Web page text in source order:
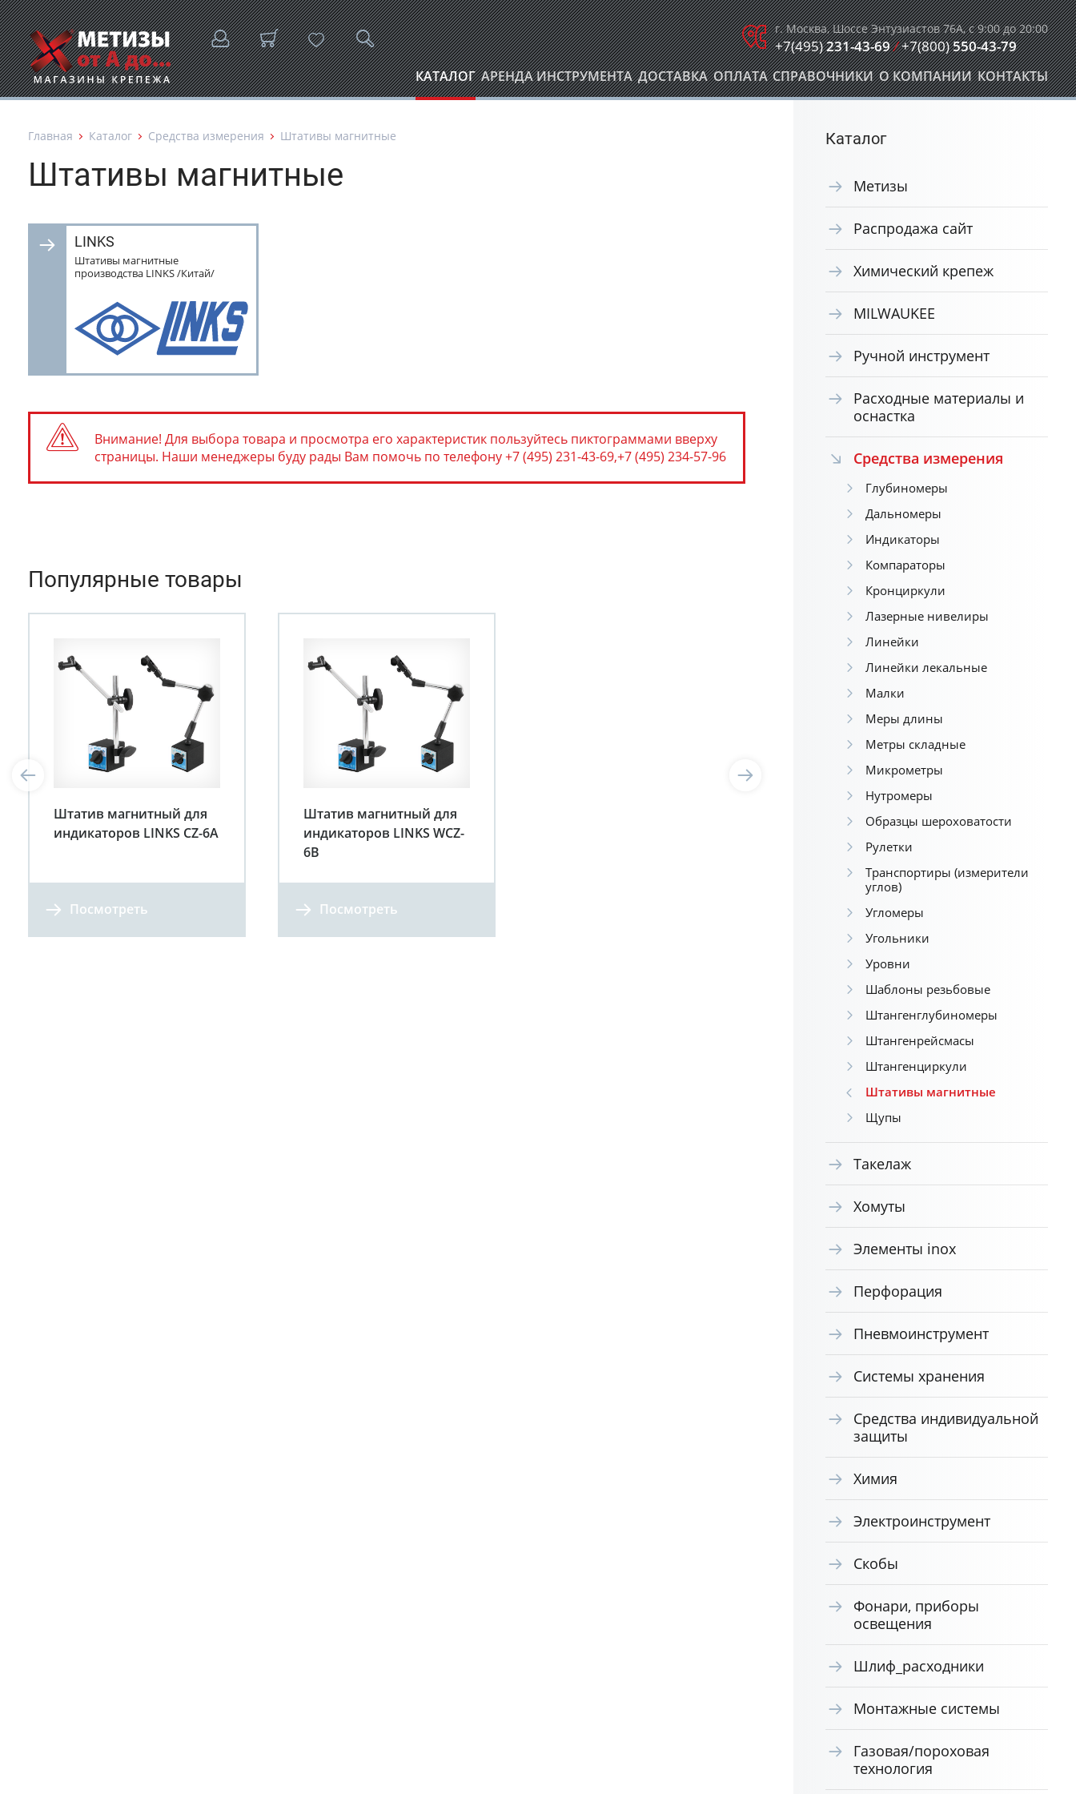
г. Москва, Шоссе Энтузиастов 76А, с 9:00 до 20:00
+7(495)231-43-69/+7(800)550-43-79
КАТАЛОГ АРЕНДА ИНСТРУМЕНТА ДОСТАВКА ОПЛАТА СПРАВОЧНИКИ О КОМПАНИИ КОНТАКТЫ
Главная Каталог Средства измерения Штативы магнитные
Штативы магнитные
LINKS
Штативы магнитные
производства LINKS /Китай/
Внимание! Для выбора товара и просмотра его характеристик пользуйтесь пиктограммами вверху
страницы. Наши менеджеры буду рады Вам помочь по телефону +7 (495) 231-43-69,+7 (495) 234-57-96
Популярные товары
Штатив магнитный для
индикаторов LINKS CZ-6A
Посмотреть
Штатив магнитный для
индикаторов LINKS WCZ-
6B
Посмотреть
Каталог
Метизы
Распродажа сайт
Химический крепеж
MILWAUKEE
Ручной инструмент
Расходные материалы и
оснастка
Средства измерения
Глубиномеры
Дальномеры
Индикаторы
Компараторы
Кронциркули
Лазерные нивелиры
Линейки
Линейки лекальные
Малки
Меры длины
Метры складные
Микрометры
Нутромеры
Образцы шероховатости
Рулетки
Транспортиры (измерители
углов)
Угломеры
Угольники
Уровни
Шаблоны резьбовые
Штангенглубиномеры
Штангенрейсмасы
Штангенциркули
Штативы магнитные
Щупы
Такелаж
Хомуты
Элементы inox
Перфорация
Пневмоинструмент
Системы хранения
Средства индивидуальной
защиты
Химия
Электроинструмент
Скобы
Фонари, приборы
освещения
Шлиф_расходники
Монтажные системы
Газовая/пороховая
технология